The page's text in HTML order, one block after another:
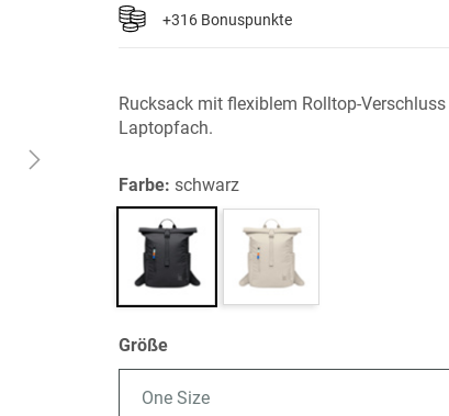
+316 Bonuspunkte
Rucksack mit flexiblem Rolltop-
Laptopfach.
Farbe:schwarz
Größe
One Size